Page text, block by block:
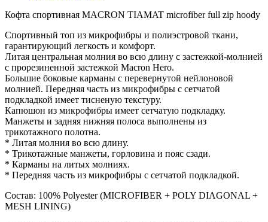
Кофта спортивная MACRON TIAMAT microfiber full zip hoody
Спортивный топ из микрофибры и полиэстровой ткани,
гарантирующий легкость и комфорт.
Литая центральная молния во всю длину с застежкой-молнией
с прорезиненной застежкой Macron Hero.
Большие боковые карманы с перевернутой нейлоновой
молнией. Передняя часть из микрофибры с сетчатой
подкладкой имеет тисненую текстуру.
Капюшон из микрофибры имеет сетчатую подкладку.
Манжеты и задняя нижняя полоса выполнены из
трикотажного полотна.
* Литая молния во всю длину.
* Трикотажные манжеты, горловина и пояс сзади.
* Карманы на литых молниях.
* Передняя часть из микрофибры с сетчатой подкладкой.
Состав: 100% Polyester (MICROFIBER + POLY DIAGONAL +
MESH LINING)